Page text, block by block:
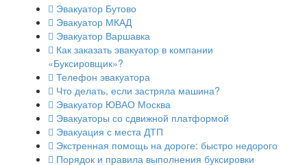
Эвакуатор Бутово
Эвакуатор МКАД
Эвакуатор Варшавка
Как заказать эвакуатор в компании
«Буксировщик»?
Телефон эвакуатора
Что делать, если застряла машина?
Эвакуатор ЮВАО Москва
Эвакуаторы со сдвижной платформой
Эвакуация с места ДТП
Экстренная помощь на дороге: быстро недорого
Порядок и правила выполнения буксировки